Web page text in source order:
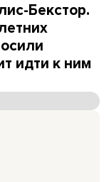
Бекстор.
идти к ним